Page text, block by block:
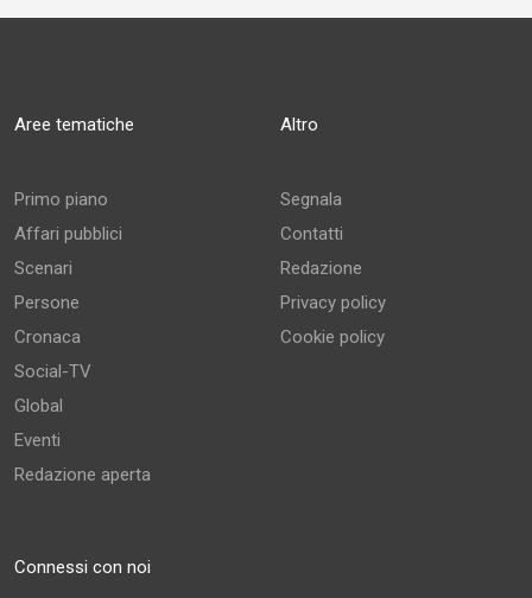
Aree tematiche
Primo piano
Affari pubblici
Scenari
Persone
Cronaca
Social-TV
Global
Eventi
Redazione aperta
Altro
Segnala
Contatti
Redazione
Privacy policy
Cookie policy
Connessi con noi